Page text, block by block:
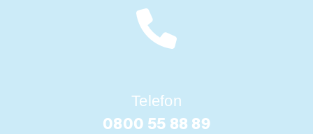
Telefon
0800 55 88 89